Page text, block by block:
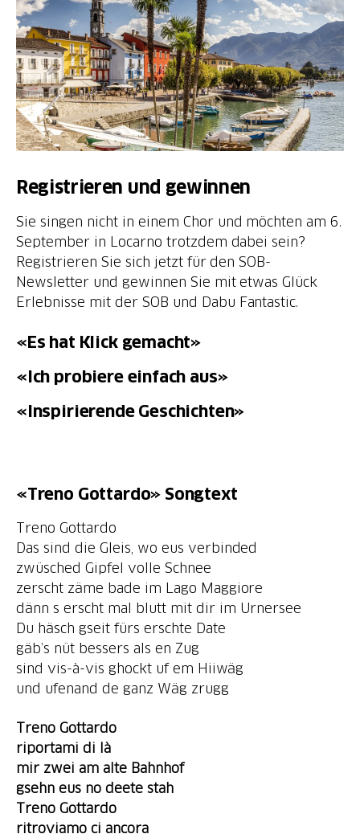
Registrieren und gewinnen
Sie singen nicht in einem Chor und möchten am 6.
September in Locarno trotzdem dabei sein?
Registrieren Sie sich jetzt für den SOB-
Newsletter und gewinnen Sie mit etwas Glück
Erlebnisse mit der SOB und Dabu Fantastic.
«Es hat Klick gemacht»
«Ich probiere einfach aus»
«Inspirierende Geschichten»
«Treno Gottardo» Songtext
Treno Gottardo
Das sind die Gleis, wo eus verbinded
zwüsched Gipfel volle Schnee
zerscht zäme bade im Lago Maggiore
dänn s erscht mal blutt mit dir im Urnersee
Du häsch gseit fürs erschte Date
gäb’s nüt bessers als en Zug
sind vis-à-vis ghockt uf em Hiiwäg
und ufenand de ganz Wäg zrugg
Treno Gottardo
riportami di là
mir zwei am alte Bahnhof
gsehn eus no deete stah
Treno Gottardo
ritroviamo ci ancora